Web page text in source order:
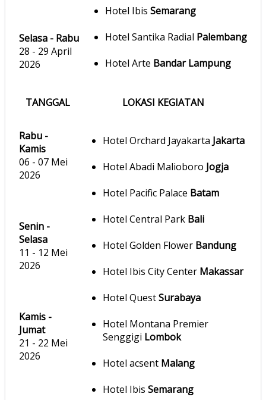
Hotel Ibis Semarang
Hotel Santika Radial Palembang
Hotel Arte Bandar Lampung
Selasa - Rabu
28 - 29 April
2026
TANGGAL LOKASI KEGIATAN
Rabu -
Kamis
06 - 07 Mei
2026
Hotel Orchard Jayakarta Jakarta
Hotel Abadi Malioboro Jogja
Hotel Pacific Palace Batam
Hotel Central Park Bali
Hotel Golden Flower Bandung
Hotel Ibis City Center Makassar
Hotel QuestSurabaya
Hotel Montana Premier
Senggigi Lombok
Hotel acsent Malang
Hotel Ibis Semarang
Senin -
Selasa
11 - 12 Mei
2026
Kamis -
Jumat
21 - 22 Mei
2026